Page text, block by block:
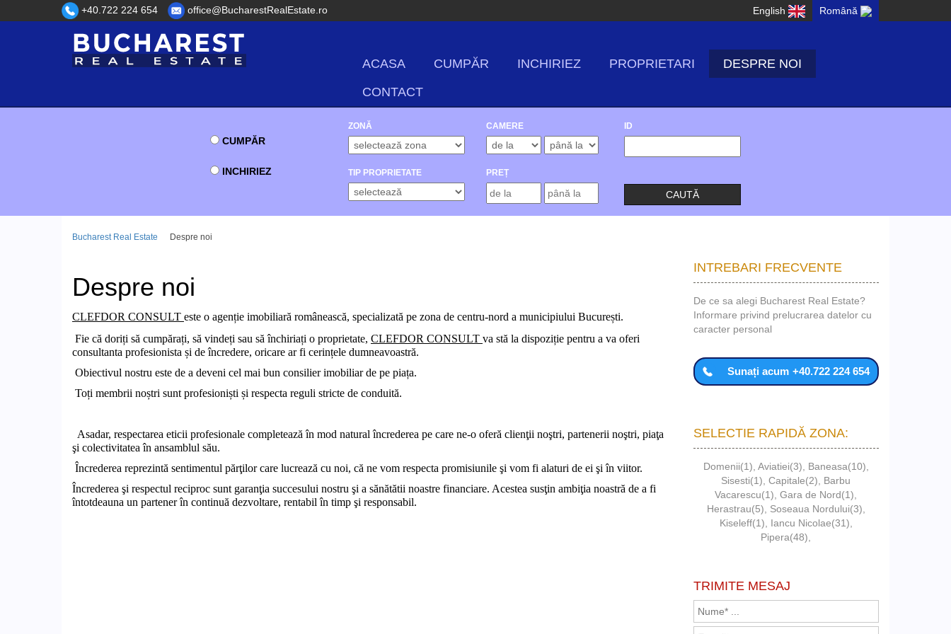
+40.722 224 654 office@BucharestRealEstate.ro Română
English
ACASA CUMPĂR INCHIRIEZ PROPRIETARI
DESPRE NOI
CONTACT
CUMPĂR
INCHIRIEZ
ZONĂ
TIP PROPRIETATE
CAMERE
PREȚ
ID
Bucharest Real Estate Despre noi
Despre noi
CLEFDOR CONSULT este o agenție imobiliară românească, specializată pe zona de centru-nord a municipiului București.
Fie că doriți să cumpărați, să vindeți sau să închiriați o proprietate, CLEFDOR CONSULT va stă la dispoziție pentru a va oferi
consultanta profesionista și de încredere, oricare ar fi cerințele dumneavoastră.
Obiectivul nostru este de a deveni cel mai bun consilier imobiliar de pe piața.
Toți membrii noștri sunt profesioniști și respecta reguli stricte de conduită.
Asadar, respectarea eticii profesionale completează în mod natural încrederea pe care ne-o oferă clienţii noştri, partenerii noştri, piaţa
şi colectivitatea în ansamblul său.
Încrederea reprezintă sentimentul părţilor care lucrează cu noi, că ne vom respecta promisiunile şi vom fi alaturi de ei şi în viitor.
Încrederea şi respectul reciproc sunt garanţia succesului nostru şi a sănătătii noastre financiare. Acestea susţin ambiţia noastră de a fi
întotdeauna un partener în continuă dezvoltare, rentabil în timp şi responsabil.
INTREBARI FRECVENTE
De ce sa alegi Bucharest Real Estate?
Informare privind prelucrarea datelor cu
caracter personal
Sunați acum +40.722 224 654
SELECTIE RAPIDĂ ZONA:
Domenii(1) Aviatiei(3) Baneasa(10)
Sisesti(1) ,Capitale(2)
Barbu
Vacarescu(1) ,Gara de Nord(1)
Herastrau(5)
Soseaua Nordului(3)
Kiseleff(1)
Iancu Nicolae(31)
Pipera(48)
TRIMITE MESAJ